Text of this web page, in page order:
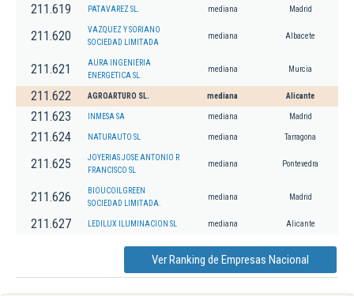
211.619 PATAVAREZ SL. mediana Madrid
211.620
VAZQUEZ Y SORIANO
SOCIEDAD LIMITADA
mediana Albacete
211.621
AURA INGENIERIA
ENERGETICA SL.
mediana Murcia
211.622 AGROARTURO SL. mediana Alicante
211.623 INMESA SA mediana Madrid
211.624 NATURAUTO SL mediana Tarragona
211.625
JOYERIAS JOSE ANTONIO R
FRANCISCO SL
mediana Pontevedra
211.626
BIOUCOILGREEN
SOCIEDAD LIMITADA.
mediana Madrid
211.627 LEDILUX ILUMINACION SL mediana Alicante
Ver Ranking de Empresas Nacional